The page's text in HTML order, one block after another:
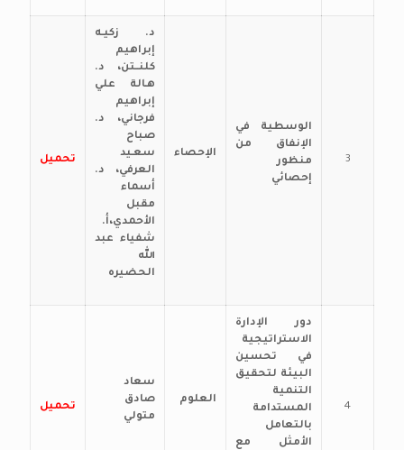
3
الوسطية في
الإنفاق من
منظور
إحصائي
الإحصاء
د. زكيـه
إبراهيم
كلنــتن، د.
هـالة علي
إبراهيم
فرجاني، د.
صباح
سعـيد
العرفي، د.
أسماء
مقبل
الأحمدي،أ.
شفياء عبد
الله
الحضيره
تحميل
4
دور الإدارة
الاستراتيجية
في تحسين
البيئة لتحقيق
التنمية
المستدامة
بالتعامل
الأمثل مع
العلوم
سعاد
صادق
متولي
تحميل